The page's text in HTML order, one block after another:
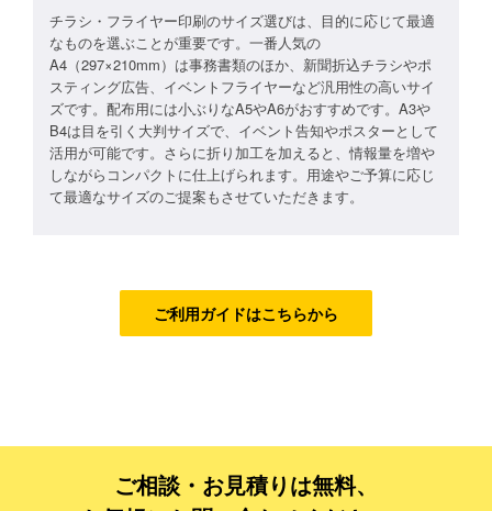
ゴールドコース
フルデザイン
データ修正
ジャンルで探す
販売・ショップ・サービス
観光・旅行会社・ホテル・旅館
学校・塾・習い事
その他
チラシ・フライヤー印刷のサイズ選びは、目的に応じて最適
なものを選ぶことが重要です。一番人気の
A4（297×210mm）は事務書類のほか、新聞折込チラシやポ
スティング広告、イベントフライヤーなど汎用性の高いサイ
ズです。配布用には小ぶりなA5やA6がおすすめです。A3や
B4は目を引く大判サイズで、イベント告知やポスターとして
活用が可能です。さらに折り加工を加えると、情報量を増や
しながらコンパクトに仕上げられます。用途やご予算に応じ
て最適なサイズのご提案もさせていただきます。
ご利用ガイドはこちらから
ご相談・お見積りは無料、